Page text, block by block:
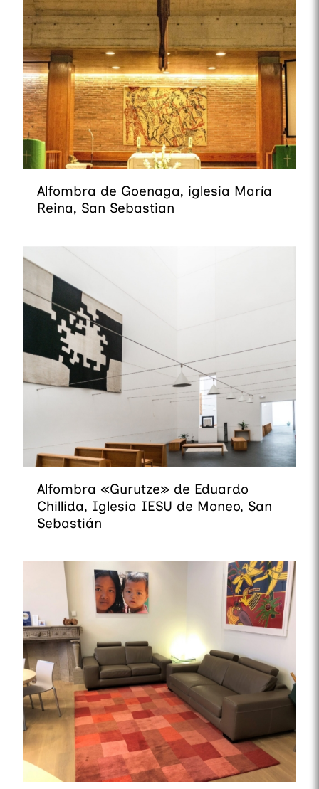
Alfombra de Goenaga, iglesia María
Reina, San Sebastian
Alfombra «Gurutze» de Eduardo
Chillida, Iglesia IESU de Moneo, San
Sebastián